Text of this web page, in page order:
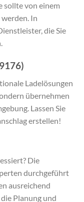
sollte von einem
In
die Sie
Ladelösungen
übernehmen
Lassen Sie
erstellen!
Die
durchgeführt
ausreichend
Planung und